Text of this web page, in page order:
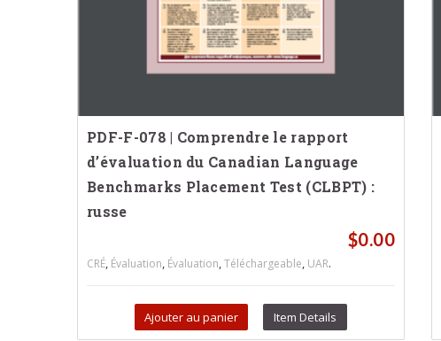
PDF-F-078 | Comprendre le rapport
d’évaluation du Canadian Language
Benchmarks Placement Test (CLBPT) :
russe
$0.00
CRÉ, Évaluation, Évaluation,Téléchargeable, UAR.
Ajouter au panier Item Details